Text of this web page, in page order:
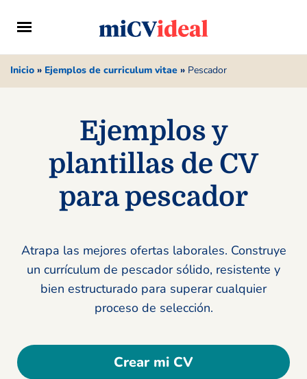
Inicio » Ejemplos de curriculum vitae » Pescador
Ejemplos y
plantillas de CV
para pescador
Atrapa las mejores ofertas laborales. Construye
un currículum de pescador sólido, resistente y
bien estructurado para superar cualquier
proceso de selección.
Crear mi CV